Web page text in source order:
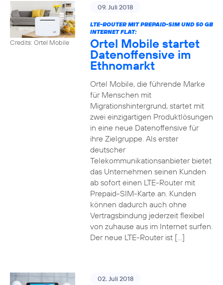
Credits: Ortel Mobile
09. Juli 2018
LTE-ROUTER MIT PREPAID-SIM UND 50 GB
INTERNET FLAT:
Ortel Mobile startet
Datenoffensive im
Ethnomarkt
Ortel Mobile, die führende Marke
für Menschen mit
Migrationshintergrund, startet mit
zwei einzigartigen Produktlösungen
in eine neue Datenoffensive für
ihre Zielgruppe. Als erster
deutscher
Telekommunikationsanbieter bietet
das Unternehmen seinen Kunden
ab sofort einen LTE-Router mit
Prepaid-SIM-Karte an. Kunden
können dadurch auch ohne
Vertragsbindung jederzeit flexibel
von zuhause aus im Internet surfen.
Der neue LTE-Router ist […]
02. Juli 2018